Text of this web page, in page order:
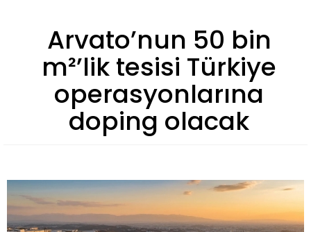
Arvato’nun 50 bin
m²’lik tesisi Türkiye
operasyonlarına
doping olacak